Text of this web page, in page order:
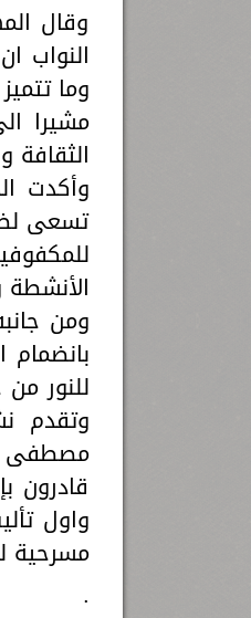
وقال
النواب
وما
مشيرا
وأكدت
تسعى
ومن
وتقدم
مصطفى
قادرون
واول
مسرحية
.